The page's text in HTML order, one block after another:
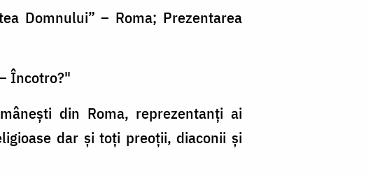
Domnului” – Roma; Prezentarea
Încotro?"
din Roma, reprezentanți ai
dar și toți preoții, diaconii și